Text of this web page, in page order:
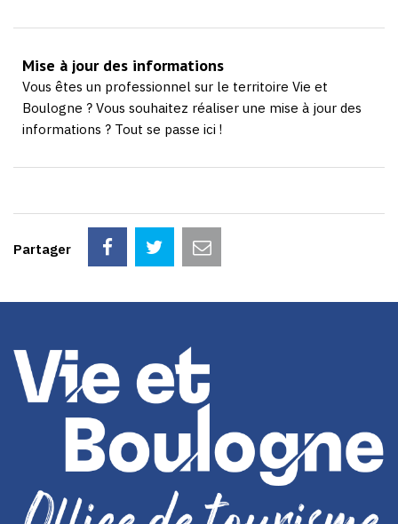
Mise à jour des informations
Vous êtes un professionnel sur le territoire Vie et
Boulogne ? Vous souhaitez réaliser une mise à jour des
informations ? Tout se passe ici !
Partager